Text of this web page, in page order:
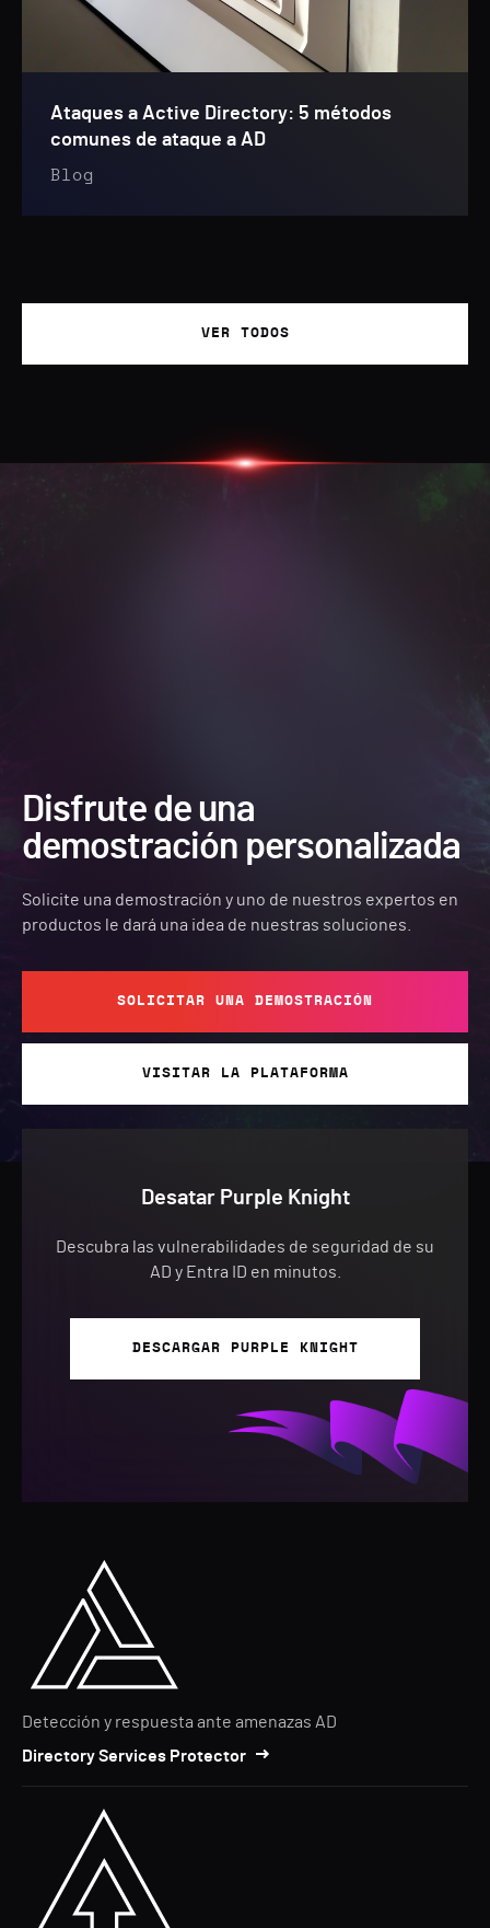
Ataques a Active Directory: 5 métodos
comunes de ataque a AD
Blog
VER TODOS
Disfrute de una
demostración personalizada
Solicite una demostración y uno de nuestros expertos en
productos le dará una idea de nuestras soluciones.
SOLICITAR UNA DEMOSTRACIÓN
VISITAR LA PLATAFORMA
Desatar Purple Knight
Descubra las vulnerabilidades de seguridad de su
AD y Entra ID en minutos.
DESCARGAR PURPLE KNIGHT
Detección y respuesta ante amenazas AD
Directory Services Protector